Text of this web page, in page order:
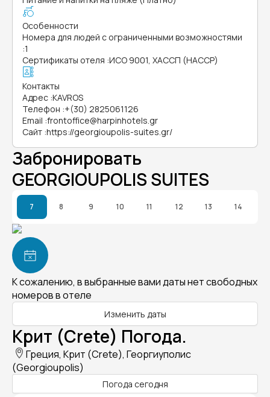
Особенности
Номера для людей с ограниченными возможностями
:1
Сертификаты отеля :ИСО 9001, ХАССП (HACCP)
Контакты
Адрес :KAVROS
Телефон :+(30) 2825061126
Email :frontoffice@harpinhotels.gr
Сайт :https://georgioupolis-suites.gr/
Забронировать
GEORGIOUPOLIS SUITES
7 8 9 10 11 12 13 14
К сожалению, в выбранные вами даты нет свободных
номеров в отеле
Изменить даты
Крит (Crete) Погода.
Греция, Крит (Crete), Георгиуполис
(Georgioupolis)
Погода сегодня